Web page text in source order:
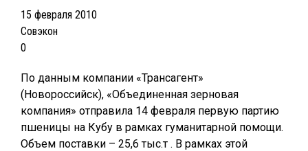
15 февраля 2010
Совэкон
0
По данным компании «Трансагент»
(Новороссийск), «Объединенная зерновая
компания» отправила 14 февраля первую партию
пшеницы на Кубу в рамках гуманитарной помощи.
Объем поставки – 25,6 тыс.т . В рамках этой